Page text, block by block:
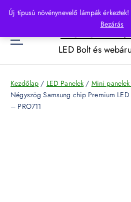
Új típusú növénynevelő lámpák
Bezárás
p
o
LED Bolt és
Kezdőlap / LED Panelek / Mini
Négyszög Samsung chip Premium
– PRO711